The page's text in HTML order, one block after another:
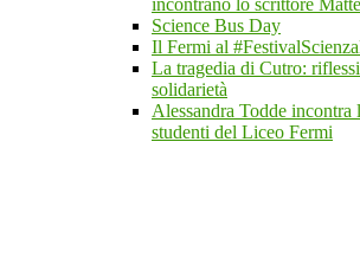
incontrano lo scrittore
Science Bus Day
Il Fermi al
La tragedia di Cutro:
solidarietà
Alessandra Todde incontra
studenti del Liceo Fermi